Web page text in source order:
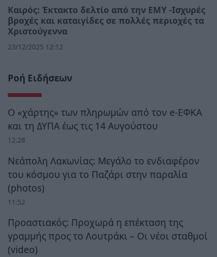
Καιρός: Έκτακτο δελτίο από την ΕΜΥ -Ισχυρές
βροχές και καταιγίδες σε πολλές περιοχές τα
Χριστούγεννα
23/12/2025 12:12
Ροή Ειδήσεων
Ο «χάρτης» των πληρωμών από τον e-ΕΦΚΑ
και τη ΔΥΠΑ έως τις 14 Αυγούστου
12:28
Νεάπολη Λακωνίας: Μεγάλο το ενδιαφέρον
του κόσμου για το Παζάρι στην παραλία
(photos)
11:52
Προαστιακός: Προχωρά η επέκταση της
γραμμής προς το Λουτράκι – Οι νέοι σταθμοί
(video)